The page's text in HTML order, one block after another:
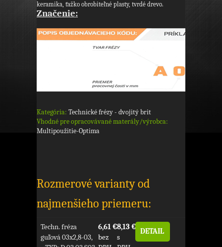
keramika, ťažko obrobiteľné plasty, tvrdé drevo.
Značenie:
Kategória: Technické frézy - dvojitý brit
Vhodné pre opracovávané materály/výrobca:
Multipoužitie-Optima
Rozmerové varianty od
najmenšieho priemeru:
Techn. fréza
guľová 03x2,8-03,
6,61 €
bez
8,13 €
s
DETAIL